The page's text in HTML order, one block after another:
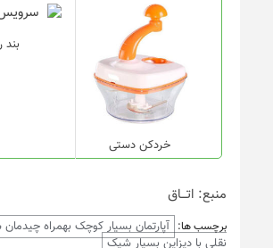
خردکن دستی
منبع: اتـــاق
برچسب ها: آپارتمان بسیار کوچک بهمراه
نقلی با دیزاین بسیار شیک